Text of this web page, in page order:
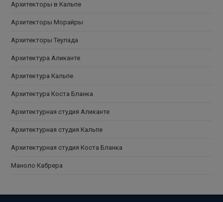
Архитекторы в Кальпе
Архитекторы Морайры
Архитекторы Теулада
Архитектура Аликанте
Архитектура Кальпе
Архитектура Коста Бланка
Архитектурная студия Аликанте
Архитектурная студия Кальпе
Архитектурная студия Коста Бланка
Маноло Кабрера